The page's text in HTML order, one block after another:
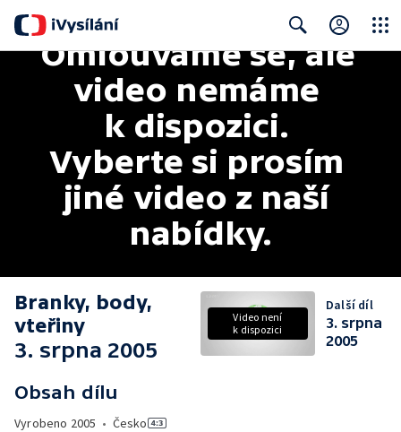
Search
Omlouváme se, ale
video nemáme
k dispozici.
Vyberte si prosím
jiné video z naší
nabídky.
Branky, body,
vteřiny
3. srpna 2005
Obsah dílu
Vyrobeno 2005 • Česko
Video není
k dispozici
Další díl
3. srpna
2005